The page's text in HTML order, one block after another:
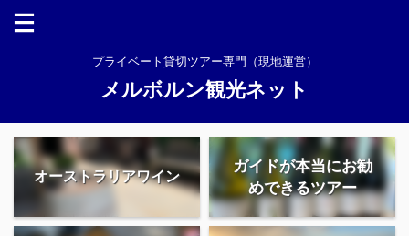
プライベート貸切ツアー専門（現地運営）
メルボルン観光ネット
オーストラリアワイン
ガイドが本当にお勧
めできるツアー